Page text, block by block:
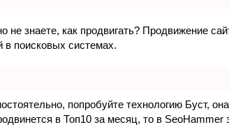
не знаете, как продвигать? Продвижение
в поисковых системах.
попробуйте технологию Буст,
в Топ10 за месяц, то в SeoHammer